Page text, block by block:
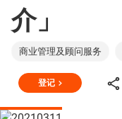
介」
商业管理及顾问服务
登记